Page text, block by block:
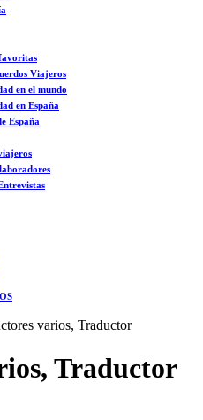
Viajeros
en el mundo
en España
España
varios, Traductor
Traductor